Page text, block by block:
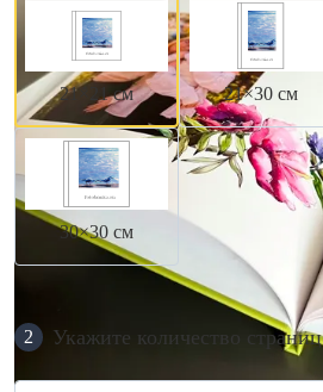
21×21 см 21×30 см
30×30 см
2 Укажите количество страниц